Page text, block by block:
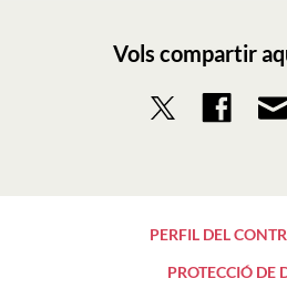
Vols compartir
PERFIL DEL
PROTECCIÓ DE